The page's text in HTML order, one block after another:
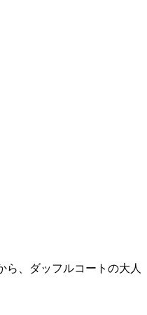
、ダッフルコートの大人